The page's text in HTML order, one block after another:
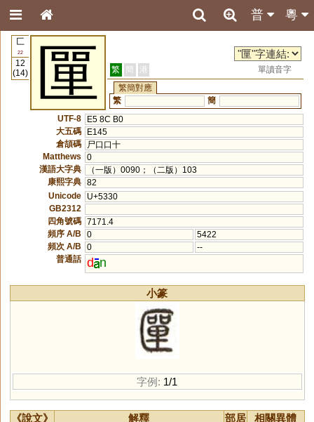
粵
普
匚
22
12
(14)
匰 繁 簡 港
單讀音字
繁簡對應
繁
簡
UTF-8
E5 8C B0
大五碼
E145
倉頡碼
尸口口十
Matthews
0
漢語大字典
（一版）0090；（二版）103
康熙字典 82
Unicode
U+5330
GB2312
四角號碼 7171.4
頻序 A/B
0
5422
頻次 A/B
0
--
普通話 d n
小篆
字例: 1/1
《說文》 解釋 部居
相關異體